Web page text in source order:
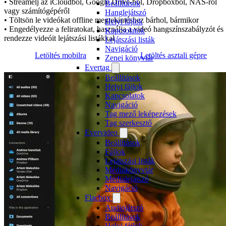
Beállítások
Hanglejátszó
Helyi fájlok
Kapcsolatok
Lejátszási listák
Navigáció
Zenei könyvtár
Evertag
Beállítások
Helyi fájlok
Kapcsolatok
Navigáció
Tag mező leképezések
Tag szerkesztő
Evervideo
Beállítások
Fájlok
Lejátszási listák
Médiakönyvtár
Médialejátszó
Navigáció
Flacbox
Audiojátszó
Beállítások
• Streamelj az iCloudból, Google Drive-ból, Dropboxból, NAS-ról
vagy számítógépéről
• Töltsön le videókat offline megtekintéshez bárhol, bármikor
• Engedélyezze a feliratokat, használja a videó hangszínszabályzót és
rendezze videóit lejátszási listákkal
Letöltés mobilra
Letöltés asztali gépre